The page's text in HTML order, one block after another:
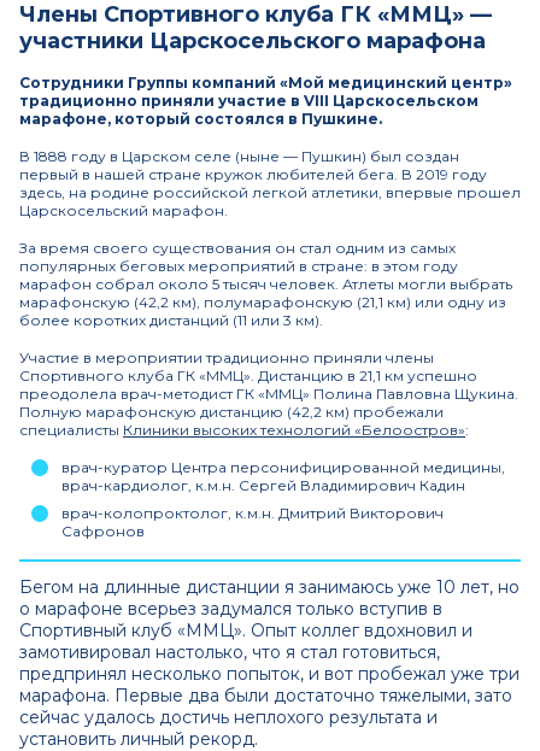
Члены Спортивного клуба ГК «ММЦ» —
участники Царскосельского марафона
Сотрудники Группы компаний «Мой медицинский центр»
традиционно приняли участие в VIII Царскосельском
марафоне, который состоялся в Пушкине.
В 1888 году в Царском селе (ныне — Пушкин) был создан
первый в нашей стране кружок любителей бега. В 2019 году
здесь, на родине российской легкой атлетики, впервые прошел
Царскосельский марафон.
За время своего существования он стал одним из самых
популярных беговых мероприятий в стране: в этом году
марафон собрал около 5 тысяч человек. Атлеты могли выбрать
марафонскую (42,2 км), полумарафонскую (21,1 км) или одну из
более коротких дистанций (11 или 3 км).
Участие в мероприятии традиционно приняли члены
Спортивного клуба ГК «ММЦ». Дистанцию в 21,1 км успешно
преодолела врач-методист ГК «ММЦ» Полина Павловна Щукина.
Полную марафонскую дистанцию (42,2 км) пробежали
специалисты Клиники высоких технологий «Белоостров»:
врач-куратор Центра персонифицированной медицины,
врач-кардиолог, к.м.н. Сергей Владимирович Кадин
врач-колопроктолог, к.м.н. Дмитрий Викторович
Сафронов
Бегом на длинные дистанции я занимаюсь уже 10 лет, но
о марафоне всерьез задумался только вступив в
Спортивный клуб «ММЦ». Опыт коллег вдохновил и
замотивировал настолько, что я стал готовиться,
предпринял несколько попыток, и вот пробежал уже три
марафона. Первые два были достаточно тяжелыми, зато
сейчас удалось достичь неплохого результата и
установить личный рекорд.